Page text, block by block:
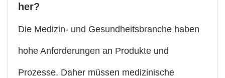
her?
Die Medizin- und Gesundheitsbranche haben
hohe Anforderungen an Produkte und
Prozesse. Daher müssen medizinische